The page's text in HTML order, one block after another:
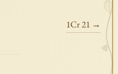
1Cr 21 →